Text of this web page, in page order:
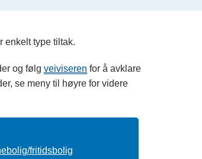
enkelt type tiltak.
og følg veiviseren for å avklare
se meny til høyre for videre
fritidsbolig